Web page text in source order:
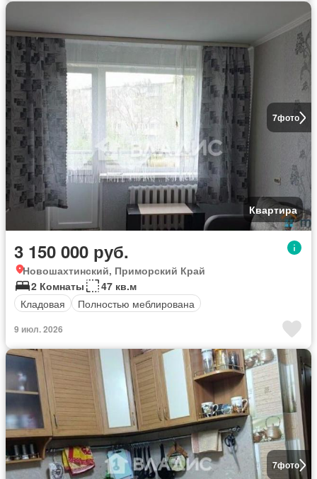
7фото
Квартира
3 150 000 руб.
Новошахтинский, Приморский Край
2 Комнаты
47 кв.м
Кладовая
Полностью меблирована
9 июл. 2026
7фото